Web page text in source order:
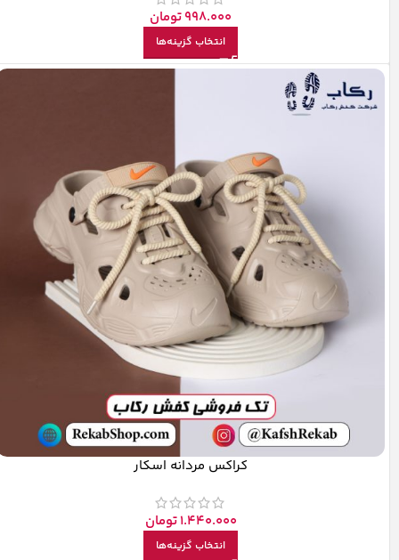
998.000تومان
انتخاب گزینه‌ها
کراکس مردانه اسکار
1.440.000تومان
انتخاب گزینه‌ها